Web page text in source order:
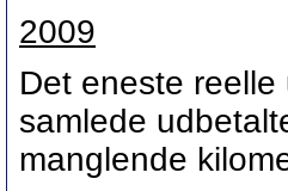
2009
Det eneste
samlede
manglende